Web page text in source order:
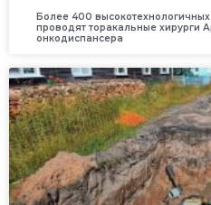
Более 400
проводят торакальные хирурги
онкодиспансера